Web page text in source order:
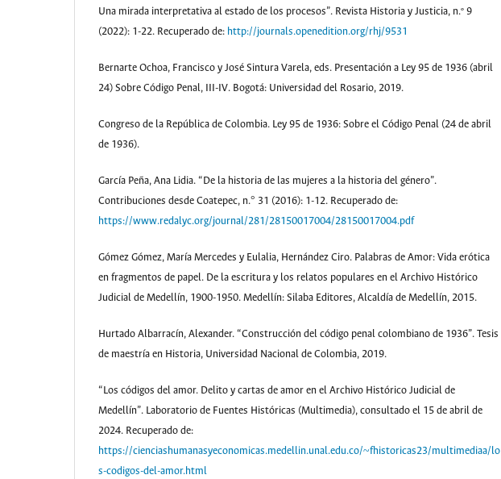
Una mirada interpretativa al estado de los procesos”. Revista Historia y Justicia, n.º 9
(2022): 1-22. Recuperado de: http://journals.openedition.org/rhj/9531
Bernarte Ochoa, Francisco y José Sintura Varela, eds. Presentación a Ley 95 de 1936 (abril
24) Sobre Código Penal, III-IV. Bogotá: Universidad del Rosario, 2019.
Congreso de la República de Colombia. Ley 95 de 1936: Sobre el Código Penal (24 de abril
de 1936).
García Peña, Ana Lidia. “De la historia de las mujeres a la historia del género”.
Contribuciones desde Coatepec, n.° 31 (2016): 1-12. Recuperado de:
https://www.redalyc.org/journal/281/28150017004/28150017004.pdf
Gómez Gómez, María Mercedes y Eulalia, Hernández Ciro. Palabras de Amor: Vida erótica
en fragmentos de papel. De la escritura y los relatos populares en el Archivo Histórico
Judicial de Medellín, 1900-1950. Medellín: Silaba Editores, Alcaldía de Medellín, 2015.
Hurtado Albarracín, Alexander. “Construcción del código penal colombiano de 1936”. Tesis
de maestría en Historia, Universidad Nacional de Colombia, 2019.
“Los códigos del amor. Delito y cartas de amor en el Archivo Histórico Judicial de
Medellín”. Laboratorio de Fuentes Históricas (Multimedia), consultado el 15 de abril de
2024. Recuperado de:
https://cienciashumanasyeconomicas.medellin.unal.edu.co/~fhistoricas23/multimediaa/lo
s-codigos-del-amor.html